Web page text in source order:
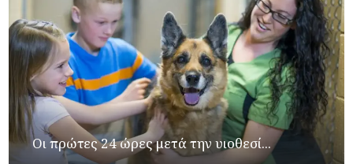
Οι πρώτες 24 ώρες μετά την υιοθεσί...